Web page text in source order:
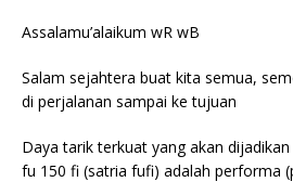
Assalamu’alaikum wR wB
Salam sejahtera buat kita semua,
di perjalanan sampai ke tujuan
Daya tarik terkuat yang akan
fu 150 fi (satria fufi) adalah performa